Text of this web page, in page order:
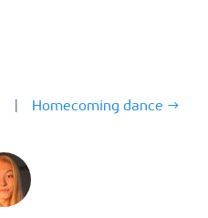
Homecoming dance →